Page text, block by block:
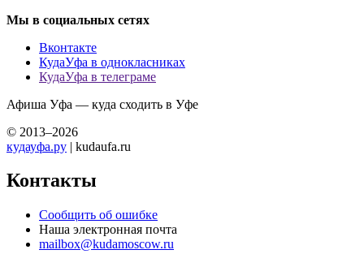
Мы в социальных сетях
Вконтакте
КудаУфа в однокласниках
КудаУфа в телеграме
Афиша Уфа — куда сходить в Уфе
© 2013–2026
кудауфа.ру | kudaufa.ru
Контакты
Сообщить об ошибке
Наша электронная почта
mailbox@kudamoscow.ru